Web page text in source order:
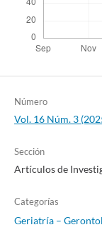
Número
Vol. 16 Núm. 3
Sección
Artículos de
Categorías
Geriatría –